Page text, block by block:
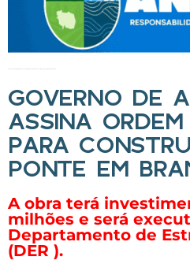
GOVERNO DE
ASSINA
PARA
PONTE EM
A obra terá
milhões e será
Departamento de
(DER ).